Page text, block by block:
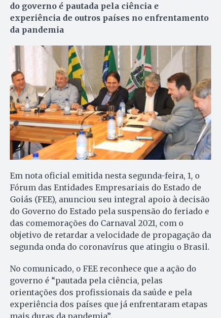
do governo é pautada pela ciência e
experiência de outros países no enfrentamento
da pandemia
Em nota oficial emitida nesta segunda-feira, 1, o
Fórum das Entidades Empresariais do Estado de
Goiás (FEE), anunciou seu integral apoio à decisão
do Governo do Estado pela suspensão do feriado e
das comemorações do Carnaval 2021, com o
objetivo de retardar a velocidade de propagação da
segunda onda do coronavírus que atingiu o Brasil.
No comunicado, o FEE reconhece que a ação do
governo é “pautada pela ciência, pelas
orientações dos profissionais da saúde e pela
experiência dos países que já enfrentaram etapas
mais duras da pandemia”.